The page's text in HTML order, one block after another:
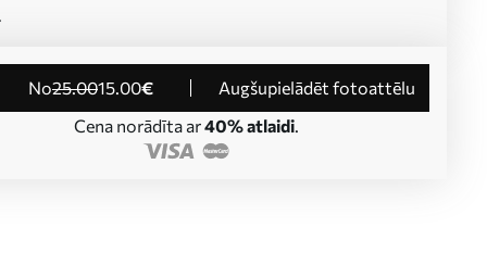
no25.0015.00€
Augšupielādēt fotoattēlu
Cena norādīta ar40% atlaidi.